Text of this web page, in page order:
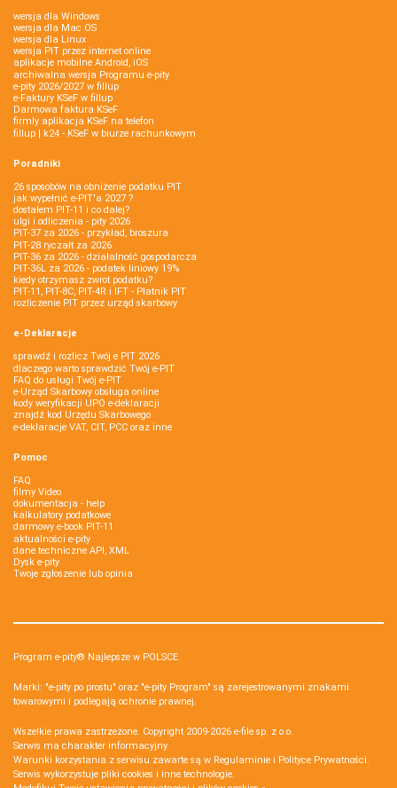
wersja dla Windows
wersja dla Mac OS
wersja dla Linux
wersja PIT przez internet online
aplikacje mobilne Android, iOS
archiwalna wersja Programu e-pity
e-pity 2026/2027 w fillup
e‑Faktury KSeF w fillup
Darmowa faktura KSeF
firmly aplikacja KSeF na telefon
fillup | k24 - KSeF w biurze rachunkowym
Poradniki
26 sposobów na obniżenie podatku PIT
jak wypełnić e-PIT'a 2027 ?
dostałem PIT-11 i co dalej?
ulgi i odliczenia - pity 2026
PIT-37 za 2026 - przykład, broszura
PIT-28 ryczałt za 2026
PIT-36 za 2026 - działalność gospodarcza
PIT-36L za 2026 - podatek liniowy 19%
kiedy otrzymasz zwrot podatku?
PIT-11, PIT-8C, PIT-4R i IFT - Płatnik PIT
rozliczenie PIT przez urząd skarbowy
e-Deklaracje
sprawdź i rozlicz Twój e PIT 2026
dlaczego warto sprawdzić Twój e-PIT
FAQ do usługi Twój e-PIT
e-Urząd Skarbowy obsługa online
kody weryfikacji UPO e-deklaracji
znajdź kod Urzędu Skarbowego
e-deklaracje VAT, CIT, PCC oraz inne
Pomoc
FAQ
filmy Video
dokumentacja - help
kalkulatory podatkowe
darmowy e-book PIT-11
aktualności e-pity
dane techniczne API, XML
Dysk e-pity
Twoje zgłoszenie lub opinia
Program e-pity® Najlepsze w POLSCE.
Marki: "e-pity po prostu" oraz "e-pity Program" są zarejestrowanymi znakami
towarowymi i podlegają ochronie prawnej.
Wszelkie prawa zastrzeżone. Copyright 2009-2026 e-file sp. z o.o.
Serwis ma charakter informacyjny.
Warunki korzystania z serwisu zawarte są w Regulaminie i Polityce Prywatności.
Serwis wykorzystuje pliki cookies i inne technologie.